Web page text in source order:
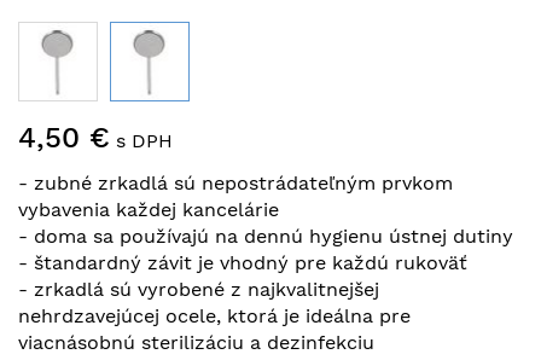
na
galérie
obrázkov
4,50 € s DPH
- zubné zrkadlá sú nepostrádateľným prvkom
vybavenia každej kancelárie
- doma sa používajú na dennú hygienu ústnej dutiny
- štandardný závit je vhodný pre každú rukoväť
- zrkadlá sú vyrobené z najkvalitnejšej
nehrdzavejúcej ocele, ktorá je ideálna pre
viacnásobnú sterilizáciu a dezinfekciu